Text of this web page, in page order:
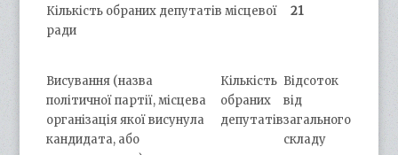
Кількість обраних депутатів місцевої
ради
21
Висування (назва
політичної партії, місцева
організація якої висунула
кандидата, або
Кількість
обраних
депутатів
Відсоток
від
загального
складу